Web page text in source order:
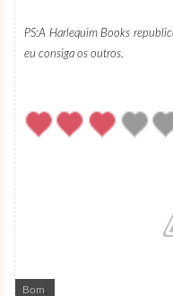
Bom
PS:A Harlequim Books
eu consiga os outros.